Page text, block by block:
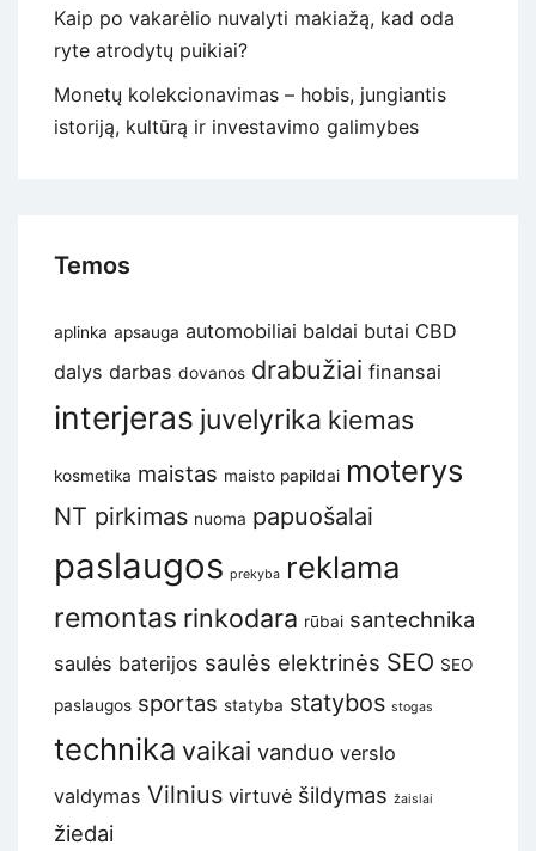
Kaip po vakarėlio nuvalyti makiažą, kad oda
ryte atrodytų puikiai?
Monetų kolekcionavimas – hobis, jungiantis
istoriją, kultūrą ir investavimo galimybes
Temos
aplinka apsauga automobiliai baldai butai CBD
dalys darbas dovanos drabužiai finansai
interjeras juvelyrika kiemas
kosmetika maistas maisto papildai moterys
NT pirkimas nuoma papuošalai
paslaugos prekyba reklama
remontas rinkodara rūbai santechnika
saulės baterijos saulės elektrinės SEO SEO
paslaugos sportas statyba statybos stogas
technika vaikai vanduo verslo
valdymas Vilnius virtuvė šildymas žaislai
žiedai